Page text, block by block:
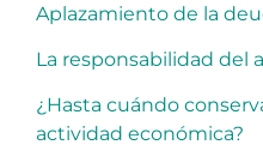
Aplazamiento de la
La responsabilidad del
¿Hasta cuándo
actividad económica?